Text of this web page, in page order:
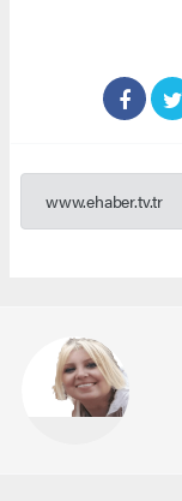
www.ehaber.tv.tr